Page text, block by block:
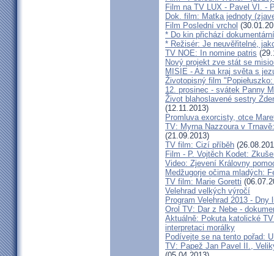
Film na TV LUX - Pavel VI. -
Dok. film: Matka jednoty
Film Poslední vrchol
* Do kin přichází
* Režisér: Je neuvěřitelné,
TV NOE: In nomine patris
Nový projekt zve stát se
MISIE - Až na kraj světa s
Životopisný film
12. prosinec - svátek Panny
Život blahoslavené sestry
(12.11.2013)
Promluva exorcisty, otce
TV: Myrna Nazzoura v
(21.09.2013)
TV film: Cizí příběh
Film - P. Vojtěch Kodet:
Video: Zjevení Královny
Medžugorje očima mladých:
TV film: Marie Goretti
Velehrad velkých výročí
Program Velehrad 2013 - Dny
Orol TV: Dar z Nebe -
Aktuálně: Pokuta katolické
interpretaci morálky
Podívejte se na tento pořad:
TV: Papež Jan Pavel II.,